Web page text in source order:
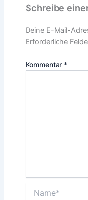
Schreibe
Deine E-Mail-
Erforderliche
Kommentar *